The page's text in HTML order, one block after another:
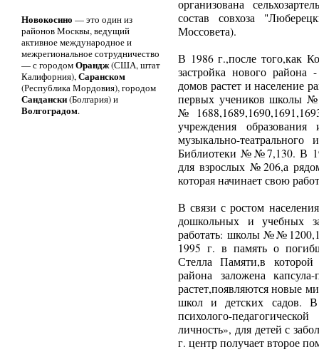
организована
состав совхоза
Моссовета).
В 1986 г.,после того,как
застройка нового
домов растет и население
первых учеников школы
учреждения
музыкально-
Библиотеки №№7,130. В
для взрослых №206,а
которая начинает свою
В связи с ростом
дошкольных и учебных
работать: школы
1995 г. в память о
Стелла Памяти,в
района заложена
растет,появляются новые
школ и детских садов.
психолого-
личность», для детей с
г. центр получает второе
Новокосино — это один из
районов Москвы, ведущий
активное международное и
межрегиональное сотрудничество
— с городомОрандж(США, штат
Калифорния),Саранском
(Республика Мордовия), городом
Сандански(Болгария) и
Волгоградом.